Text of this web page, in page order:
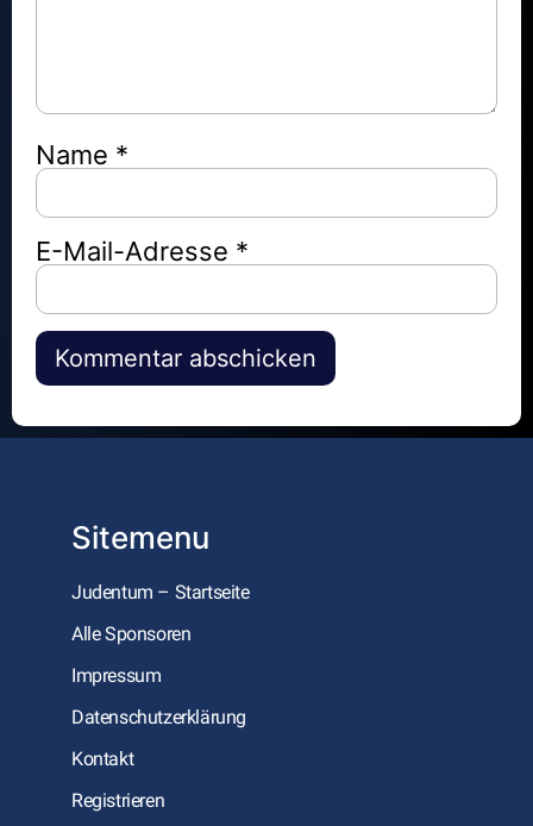
Name *
E-Mail-Adresse *
Alternative:
Sitemenu
Judentum – Startseite
Alle Sponsoren
Impressum
Datenschutzerklärung
Kontakt
Registrieren